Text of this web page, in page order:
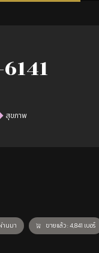
สุขภาพ
นยันแล้ว
านมา ขายแล้ว : 4,841 เบอร์